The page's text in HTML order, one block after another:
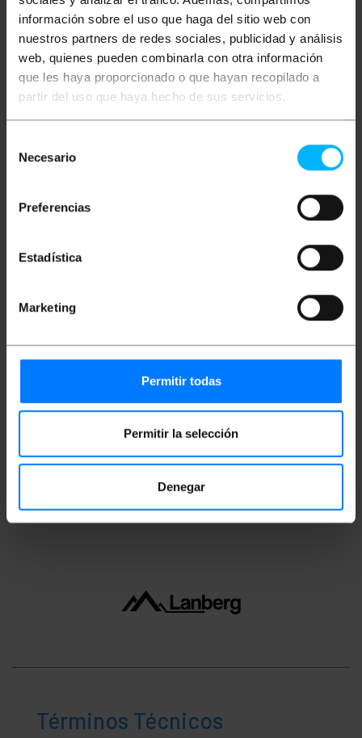
información sobre el uso que haga del sitio web con
nuestros partners de redes sociales, publicidad y análisis
web, quienes pueden combinarla con otra información
que les haya proporcionado o que hayan recopilado a
partir del uso que haya hecho de sus servicios.
Necesario
Preferencias
Estadística
Marketing
Permitir todas
Permitir la selección
Denegar
una gran calidad.
Máxima resolución de vídeo: 3840 x 2160px
(4K UHD) a 60Hz o 1920 x 1080px (Full HD) a
144Hz.
Máximo ancho de banda de 18 Gb/s.
Este tipo de cable es compatible con ARC y
CEC 2.0.
Cable de calibre 30 AWG,.
Se trata de un cable con conectores chapados
El cable está fabricado con cobre.
dispositivos como ordenadores, móviles,
pantallas, TV, tablets, monitores,
muchos más, así como transmisiones en vivo
y videoconferencias.
Medidas y pesos
Peso bruto: 272 g
Medidas del producto (ancho x profundidad x
alto): 18.0 x 16.0 x 4.0 cm
Número de paquetes: 1
Medidas del paquete: 25.5 x 19.0 x 3.5 cm
Términos Técnicos